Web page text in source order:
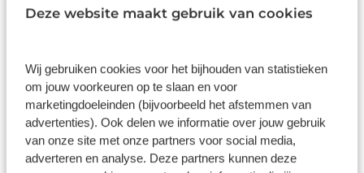
Deze website maakt gebruik van cookies
Wij gebruiken cookies voor het bijhouden van statistieken
om jouw voorkeuren op te slaan en voor
marketingdoeleinden (bijvoorbeeld het afstemmen van
advertenties). Ook delen we informatie over jouw gebruik
van onze site met onze partners voor social media,
adverteren en analyse. Deze partners kunnen deze
Wat klanten over ons zeggen